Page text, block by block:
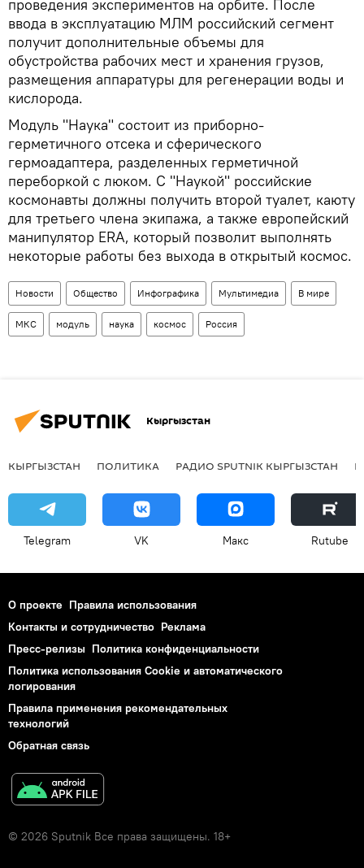
проведения экспериментов на орбите. После
ввода в эксплуатацию МЛМ российский сегмент
получит дополнительные объемы для
обустройства рабочих мест и хранения грузов,
размещения аппаратуры для регенерации воды и
кислорода.
Модуль "Наука" состоит из приборно-
герметичного отсека и сферического
гермоадаптера, разделенных герметичной
переборкой с люком. С "Наукой" российские
космонавты должны получить второй туалет, каюту
для третьего члена экипажа, а также европейский
манипулятор ERA, который позволит выполнять
некоторые работы без выхода в открытый космос.
Новости Общество Инфографика Мультимедиа В мире
МКС модуль наука космос Россия
Кыргызстан
КЫРГЫЗСТАН ПОЛИТИКА РАДИО SPUTNIK КЫРГЫЗСТАН
Telegram VK Макс Rutube
О проекте Правила использования
Контакты и сотрудничество Реклама
Пресс-релизы Политика конфиденциальности
Политика использования Cookie и автоматического
логирования
Правила применения рекомендательных
технологий
Обратная связь
© 2026 Sputnik Все права защищены. 18+